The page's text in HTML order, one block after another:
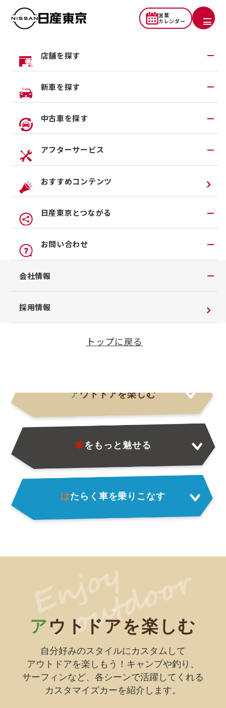
営業
カレンダー
店舗を探す
地域から探す
一覧から探す
店舗リニューアル情報
営業カレンダー
新車を探す
試乗車・展示車検索
福祉車両（ライフケアビークル）
カスタイマイズサービス
法人リースオンライン受付
オンライン相談予約
オンライン見積り
カタログ請求
日産カーライフ保険
イオンモール多摩平の森
中古車を探す
在庫車一覧
中古車ワイド保証
アフターサービス
アフターサービスTOP
メンテナンスネット予約
車検
車検立会い見積り
メンテプロパック
季節のおすすめ商品
車内空間の商品
モータースポーツ室
おすすめコンテンツ
日産東京とつながる
公式LINEアカウント
店舗ブログ
公式Youtubeアカウント
お問い合わせ
お問い合わせTOP
チャットサポート
会社情報
会社情報
企業理念
お客さまよりお預かりする大切な書類について
企業年金
自動車引取業登録通知書
金融商品販売の勧誘方針
価格協議に関する基本方針
日産ピーズフィールドクラフト
採用情報
トップに戻る
カスタマイズで、
カーライフの楽しさを、
おクルマを自分好みの1台にカスタムしませんか？快
適な装備やワクワクするアイテムに変えることで、
カーライフがもっと楽しくなります！
アウトドアを楽しむ
車をもっと魅せる
はたらく車を乗りこなす
ア ウトドアを楽しむ
自分好みのスタイルにカスタムして
アウトドアを楽しもう！ キャンプや釣り、
サーフィンなど、各シーンで活躍してくれる
カスタマイズカーを紹介します。